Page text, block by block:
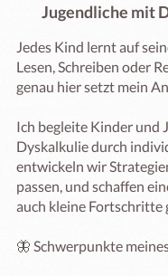
Jugendliche mit
Jedes Kind lernt auf
Lesen, Schreiben oder
genau hier setzt mein
Ich begleite Kinder und
Dyskalkulie durch
entwickeln wir
passen, und schaffen
auch kleine Fortschritte
🦋 Schwerpunkte